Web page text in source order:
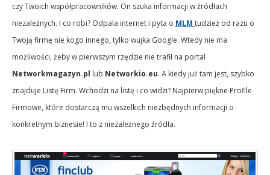
czy Twoich współpracowników. On szuka informacji w źródłach
niezależnych. I co robi? Odpala internet i pyta o MLM tudzież od razu o
Twoją firmę nie kogo innego, tylko wujka Google. Wtedy nie ma
możliwości, żeby w pierwszym rzędzie nie trafił na portal
Networkmagazyn.pl lub Networkio.eu. A kiedy już tam jest, szybko
znajduje Listę Firm. Wchodzi na listę i co widzi? Najpierw piękne Profile
Firmowe, które dostarczą mu wszelkich niezbędnych informacji o
konkretnym biznesie! I to z niezależnego źródła.